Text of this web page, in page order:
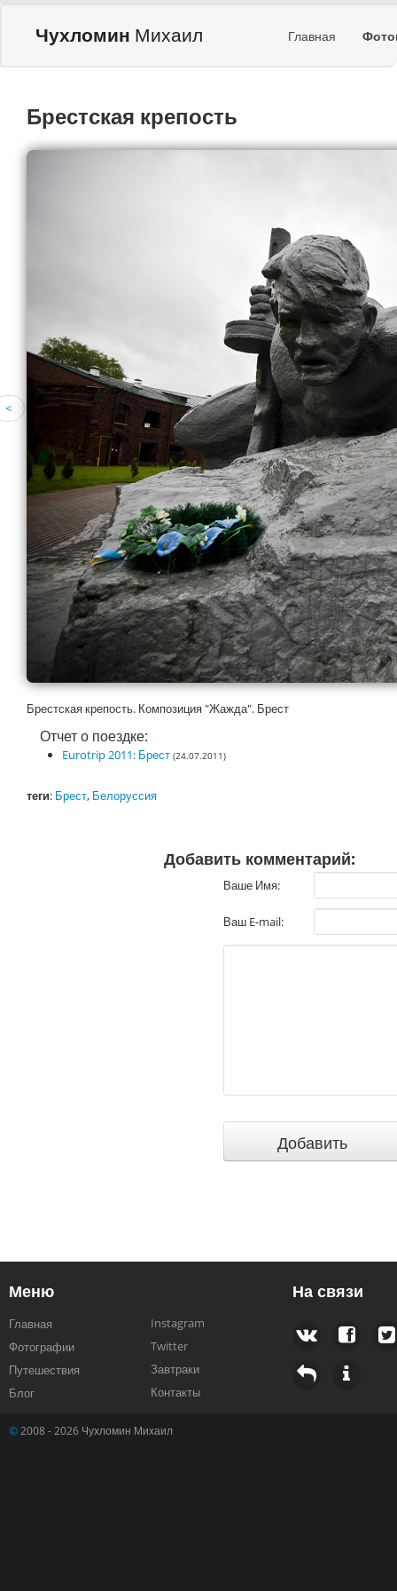
Чухломин Михаил Главная
Брестская крепость
<
Брестская крепость. Композиция "Жажда". Брест
Отчет о поездке:
Eurotrip 2011: Брест (24.07.2011)
теги: Брест, Белоруссия
Добавить комментарий:
Ваше Имя:
Ваш E-mail:
Меню
Главная
Фотографии
Путешествия
Блог
Instagram
Twitter
Завтраки
Контакты
На связи
© 2008 - 2026 Чухломин Михаил